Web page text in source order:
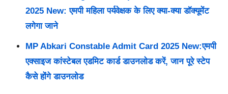
2025 New: एमपी महिला पर्यवेक्षक के लिए क्या-क्या डॉक्यूमेंट
लगेगा जाने
MP Abkari Constable Admit Card 2025 New:एमपी
एक्साइज कांस्टेबल एडमिट कार्ड डाउनलोड करें, जान पूरे स्टेप
कैसे होंगे डाउनलोड